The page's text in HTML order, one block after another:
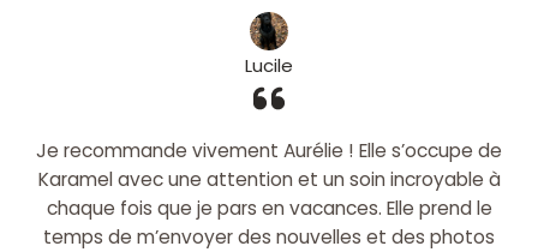
Lucile
Je recommande vivement Aurélie ! Elle s’occupe de
Karamel avec une attention et un soin incroyable à
chaque fois que je pars en vacances. Elle prend le
temps de m’envoyer des nouvelles et des photos